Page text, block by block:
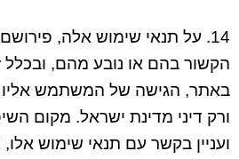
14. על תנאי שימוש אלה, פירושם
הקשור בהם או נובע מהם, ובכלל
באתר, הגישה של המשתמש אליו
ורק דיני מדינת ישראל. מקום
ועניין בקשר עם תנאי שימוש